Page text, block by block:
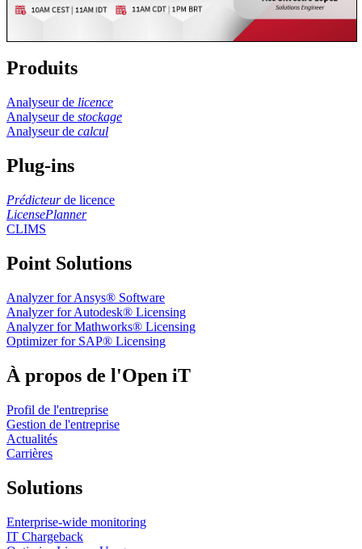
Produits
Analyseur de licence
Analyseur de stockage
Analyseur de calcul
Plug-ins
Prédicteurde licence
LicensePlanner
CLIMS
Point Solutions
Analyzer for Ansys® Software
Analyzer for Autodesk® Licensing
Analyzer for Mathworks® Licensing
Optimizer for SAP® Licensing
À propos de l'Open iT
Profil de l'entreprise
Gestion de l'entreprise
Actualités
Carrières
Solutions
Enterprise-wide monitoring
IT Chargeback